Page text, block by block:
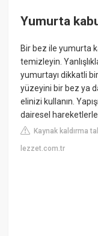
Yumurta
Bir bez ile yumurta
temizleyin.
yumurtayı dikkatli
yüzeyini bir bez ya
elinizi kullanın.
dairesel hareketlerle
Kaynak kaldırma
lezzet.com.tr